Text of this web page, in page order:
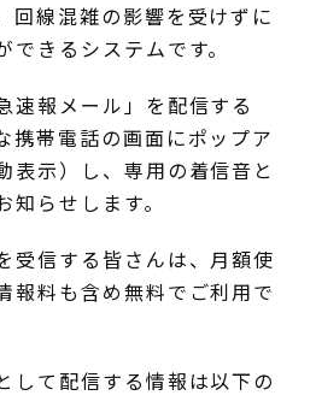
回線混雑の影響を受けずに
きるシステムです。
速報メール」を配信する
携帯電話の画面にポップア
表示）し、専用の着信音と
らせします。
受信する皆さんは、月額使
報料も含め無料でご利用で
して配信する情報は以下の